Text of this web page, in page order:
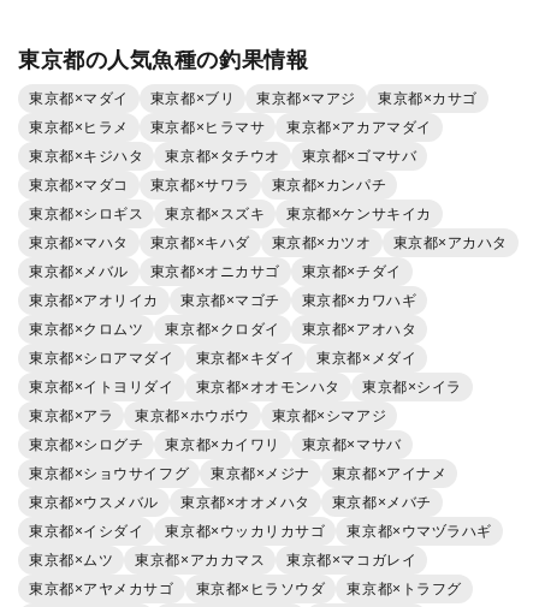
東京都の人気魚種の釣果情報
東京都×マダイ 東京都×ブリ 東京都×マアジ
東京都×カサゴ
東京都×ヒラメ
東京都×ヒラマサ
東京都×アカアマダイ
東京都×キジハタ
東京都×タチウオ
東京都×ゴマサバ
東京都×マダコ
東京都×サワラ
東京都×カンパチ
東京都×シロギス
東京都×スズキ
東京都×ケンサキイカ
東京都×マハタ
東京都×キハダ 東京都×カツオ
東京都×アカハタ
東京都×メバル
東京都×オニカサゴ
東京都×チダイ
東京都×アオリイカ
東京都×マゴチ
東京都×カワハギ
東京都×クロムツ
東京都×クロダイ
東京都×アオハタ
東京都×シロアマダイ
東京都×キダイ
東京都×メダイ
東京都×イトヨリダイ
東京都×オオモンハタ
東京都×シイラ
東京都×アラ
東京都×ホウボウ
東京都×シマアジ
東京都×シログチ
東京都×カイワリ
東京都×マサバ
東京都×ショウサイフグ
東京都×メジナ
東京都×アイナメ
東京都×ウスメバル
東京都×オオメハタ
東京都×メバチ
東京都×イシダイ
東京都×ウッカリカサゴ
東京都×ウマヅラハギ
東京都×ムツ
東京都×アカカマス
東京都×マコガレイ
東京都×アヤメカサゴ
東京都×ヒラソウダ
東京都×トラフグ